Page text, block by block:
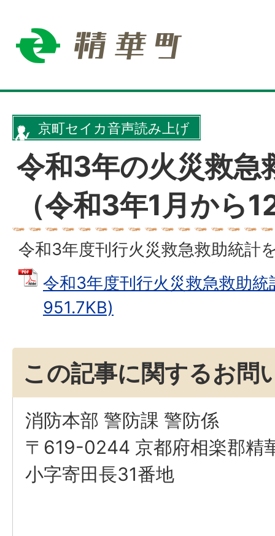
京町セイカ音声読み上げ
令和3年の火災救急
（令和3年1月から
令和3年度刊行火災救急救助統計
令和3年度刊行火災救急救助
951.7KB)
この記事に関するお問
消防本部 警防課 警防係
〒619-0244 京都府相楽郡精
小字寄田長31番地